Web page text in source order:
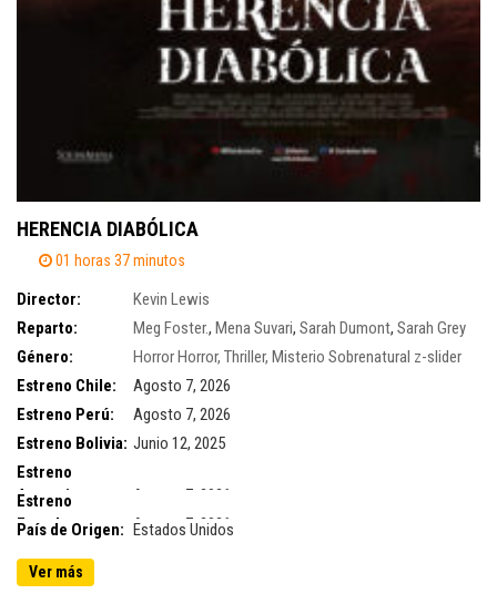
HERENCIA DIABÓLICA
01 horas 37 minutos
Director:
Kevin Lewis
Reparto:
Meg Foster., Mena Suvari, Sarah Dumont, Sarah Grey
Género:
Horror Horror, Thriller, Misterio Sobrenatural z-slider
Estreno Chile:
Agosto 7, 2026
Estreno Perú:
Agosto 7, 2026
Estreno Bolivia: Junio 12, 2025
Estreno
Argentina:
Agosto 7, 2026
Estreno
Ecuador:
Agosto 7, 2026
País de Origen: Estados Unidos
Ver más